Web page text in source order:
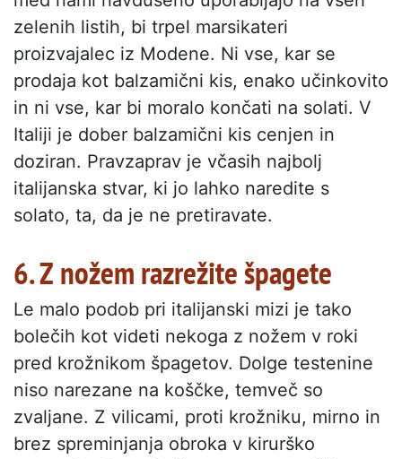
zelenih listih, bi trpel marsikateri
proizvajalec iz Modene. Ni vse, kar se
prodaja kot balzamični kis, enako učinkovito
in ni vse, kar bi moralo končati na solati. V
Italiji je dober balzamični kis cenjen in
doziran. Pravzaprav je včasih najbolj
italijanska stvar, ki jo lahko naredite s
solato, ta, da je ne pretiravate.
6. Z nožem razrežite špagete
Le malo podob pri italijanski mizi je tako
bolečih kot videti nekoga z nožem v roki
pred krožnikom špagetov. Dolge testenine
niso narezane na koščke, temveč so
zvaljane. Z vilicami, proti krožniku, mirno in
brez spreminjanja obroka v kirurško